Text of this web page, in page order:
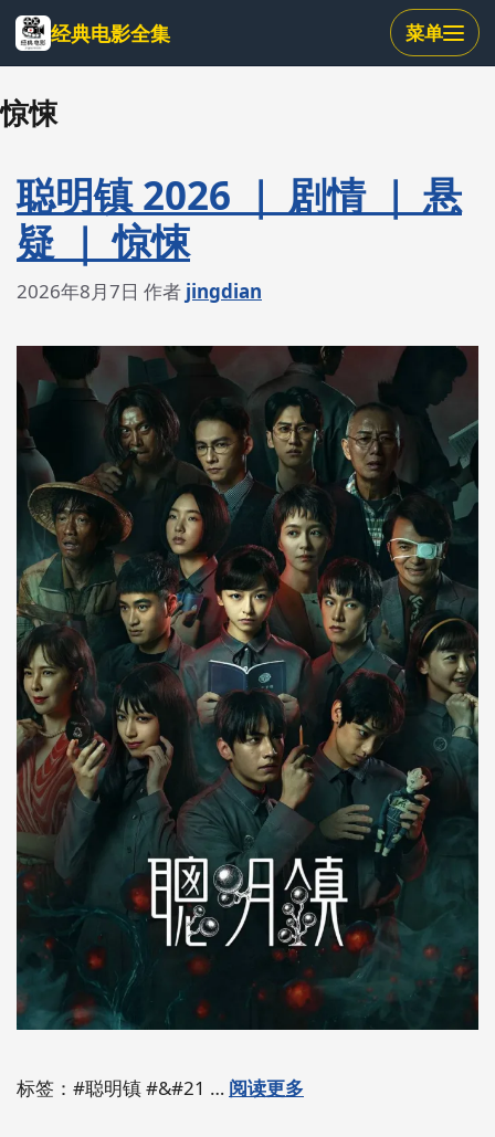
跳
到
主
要
内
经典电影全集 菜单
惊悚
聪明镇 2026 ｜ 剧情 ｜ 悬
疑 ｜ 惊悚
2026年8月7日 作者 jingdian
标签：#聪明镇 #&#21 … 阅读更多